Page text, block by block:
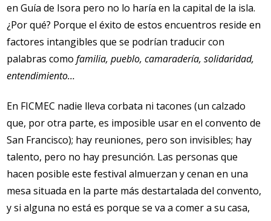
en Guía de Isora pero no lo haría en la capital de la isla.
¿Por qué? Porque el éxito de estos encuentros reside en
factores intangibles que se podrían traducir con
palabras comofamilia, pueblo, camaradería, solidaridad,
entendimiento…
En FICMEC nadie lleva corbata ni tacones (un calzado
que, por otra parte, es imposible usar en el convento de
San Francisco); hay reuniones, pero son invisibles; hay
talento, pero no hay presunción. Las personas que
hacen posible este festival almuerzan y cenan en una
mesa situada en la parte más destartalada del convento,
y si alguna no está es porque se va a comer a su casa,